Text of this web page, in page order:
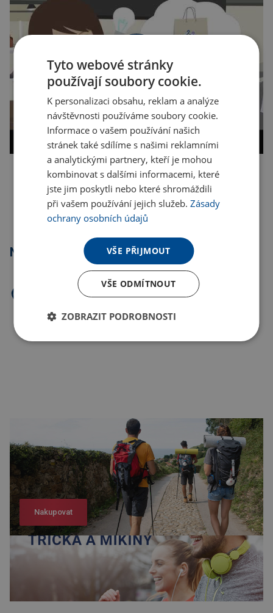
Nejprodávanější
Nakupovat
Tyto webové stránky
používají soubory cookie.
K personalizaci obsahu, reklam a analýze
návštěvnosti používáme soubory cookie.
Informace o vašem používání našich
stránek také sdílíme s našimi reklamními
a analytickými partnery, kteří je mohou
kombinovat s dalšími informacemi, které
jste jim poskytli nebo které shromáždili
při vašem používání jejich služeb.Zásady
ochrany osobních údajů
VŠE PŘIJMOUT
VŠE ODMÍTNOUT
ZOBRAZIT PODROBNOSTI